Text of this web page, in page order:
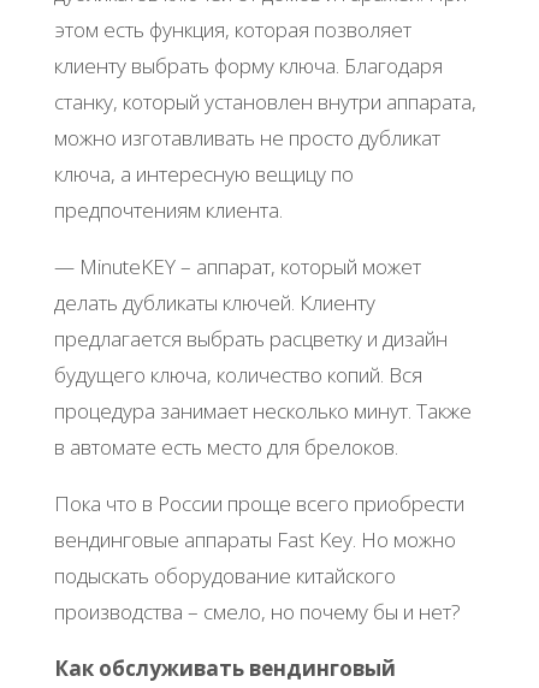
этом есть функция, которая позволяет
клиенту выбрать форму ключа. Благодаря
станку, который установлен внутри аппарата,
можно изготавливать не просто дубликат
ключа, а интересную вещицу по
предпочтениям клиента.
— MinuteKEY – аппарат, который может
делать дубликаты ключей. Клиенту
предлагается выбрать расцветку и дизайн
будущего ключа, количество копий. Вся
процедура занимает несколько минут. Также
в автомате есть место для брелоков.
Пока что в России проще всего приобрести
вендинговые аппараты Fast Key. Но можно
подыскать оборудование китайского
производства – смело, но почему бы и нет?
Как обслуживать вендинговый